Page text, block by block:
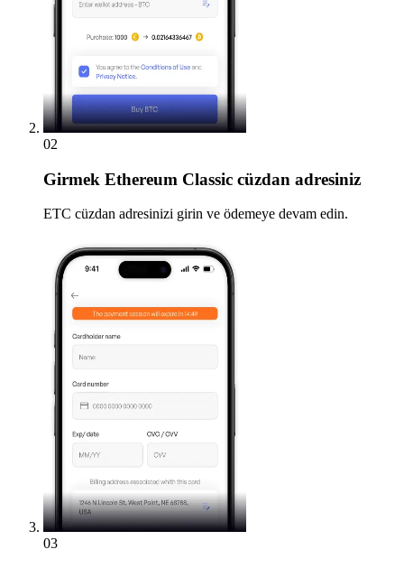
02
Girmek Ethereum Classic cüzdan adresiniz
ETC cüzdan adresinizi girin ve ödemeye devam edin.
03